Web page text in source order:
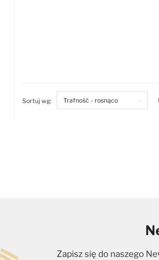
Sortuj wg:bottom
Zapisz się do naszego